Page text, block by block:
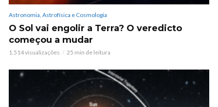
Astronomia, Astrofísica e Cosmologia
O Sol vai engolir a Terra? O veredicto
começou a mudar
1.514 visualizações 25 min de leitura